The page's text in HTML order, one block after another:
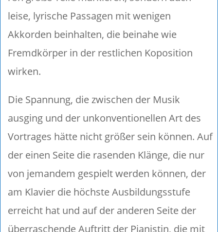
leise, lyrische Passagen mit wenigen
Akkorden beinhalten, die beinahe wie
Fremdkörper in der restlichen Koposition
wirken.
Die Spannung, die zwischen der Musik
ausging und der unkonventionellen Art des
Vortrages hätte nicht größer sein können. Auf
der einen Seite die rasenden Klänge, die nur
von jemandem gespielt werden können, der
am Klavier die höchste Ausbildungsstufe
erreicht hat und auf der anderen Seite der
überraschende Auftritt der Pianistin, die mit